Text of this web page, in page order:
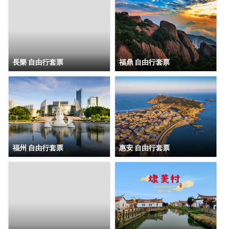
長樂 自由行套票 福鼎 自由行套票
福州 自由行套票 惠安 自由行套票